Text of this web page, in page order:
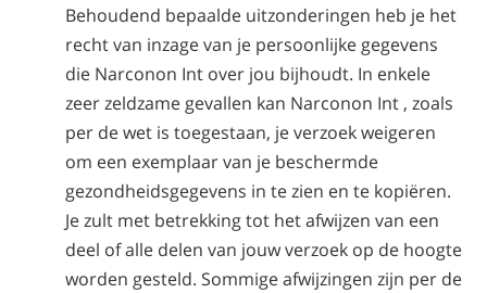
Behoudend bepaalde uitzonderingen heb je het
recht van inzage van je persoonlijke gegevens
die Narconon Int over jou bijhoudt. In enkele
zeer zeldzame gevallen kan Narconon Int , zoals
per de wet is toegestaan, je verzoek weigeren
om een exemplaar van je beschermde
gezondheidsgegevens in te zien en te kopiëren.
Je zult met betrekking tot het afwijzen van een
deel of alle delen van jouw verzoek op de hoogte
worden gesteld. Sommige afwijzingen zijn per de